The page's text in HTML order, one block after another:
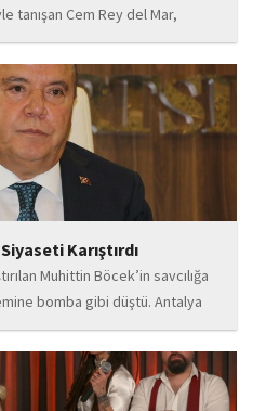
tanışan Cem Rey del Mar,
atmosferinden etkilenerek
süren disiplinli çalışmalar,
onu kısa...
Karıştırdı
Muhittin Böcek’in savcılığa
bomba gibi düştü. Antalya
başvurarak ifade verdiği
31 Mart 2024 yerel